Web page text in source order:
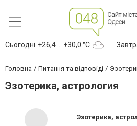
Сьогодні +26,4 ... +30,0 °С
Головна Питання та відповіді
Эзотерика, астрология
Эзотерика,